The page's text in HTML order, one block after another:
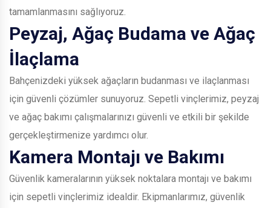
tamamlanmasını sağlıyoruz.
Peyzaj, Ağaç Budama ve Ağaç
İlaçlama
Bahçenizdeki yüksek ağaçların budanması ve ilaçlanması
için güvenli çözümler sunuyoruz. Sepetli vinçlerimiz, peyzaj
ve ağaç bakımı çalışmalarınızı güvenli ve etkili bir şekilde
gerçekleştirmenize yardımcı olur.
Kamera Montajı ve Bakımı
Güvenlik kameralarının yüksek noktalara montajı ve bakımı
için sepetli vinçlerimiz idealdir. Ekipmanlarımız, güvenlik